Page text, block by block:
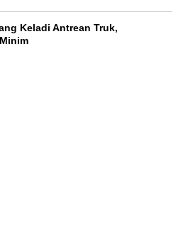
Keladi Antrean Truk,